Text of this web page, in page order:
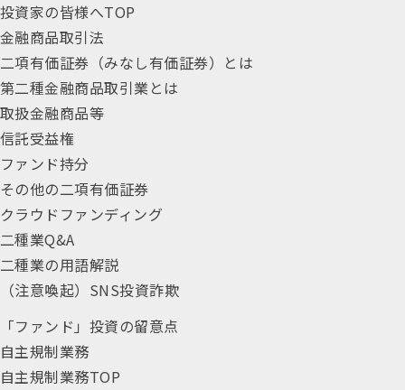
投資家の皆様へTOP
金融商品取引法
二項有価証券（みなし有価証券）とは
第二種金融商品取引業とは
取扱金融商品等
信託受益権
ファンド持分
その他の二項有価証券
クラウドファンディング
二種業Q&A
二種業の用語解説
（注意喚起）SNS投資詐欺
「ファンド」投資の留意点
自主規制業務
自主規制業務TOP